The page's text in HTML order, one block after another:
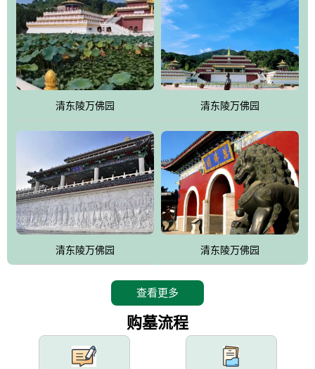
的墓地安葬、祭祀吊亡并结合旅游参观构成其主要使用功能；以苍
郁绚丽、优雅宜人的园林景观构成其外部形象。通过墓园建设与造
园手法相结合的默契操作，建成一处特色鲜明、服务周全、环境优
美、民族风格突出，与周边文物古迹交相呼应的极具吸引力的花园
式园林。
万佛园工程一期占地448亩，目前完成投资近12亿元人民币，园区采
用全仿古式建筑，寻求与世界文化遗产地清东陵的和谐统一，在园
区建设中寻求陵园建设与景区建设的有机融合，充分发挥独一无二
的地形优势，打造现代艺术园林，建设旅游景观、寺庙、酒店等综
合服务设施，服务于陵园经营，使企业的多元化经营项目相互依
托、相互促进，园区绿化覆盖率达90%。
设计建造各种墓地墓位3万个；主体建筑金宝塔，墓位容量8万个，
能适应不同消费阶层的需求，为客户提供墓碑设计制作服务、特色
清东陵万佛园 清东陵万佛园
清东陵万佛园 清东陵万佛园
查看更多
购墓流程